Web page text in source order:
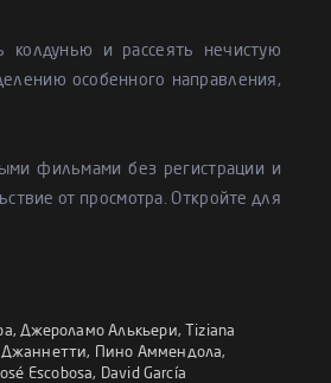
колдунью и рассеять нечистую
особенного направления,
фильмами без регистрации и
от просмотра. Откройте для
,Джероламо Алькьери,
Tiziana
Джаннетти, Пино Аммендола,
José Escobosa, David García